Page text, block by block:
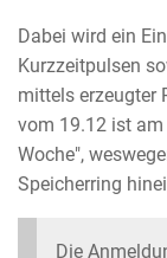
Dabei wird ein
Kurzzeitpulsen
mittels erzeugter
vom 19.12 ist am
Woche",
Speicherring
Die